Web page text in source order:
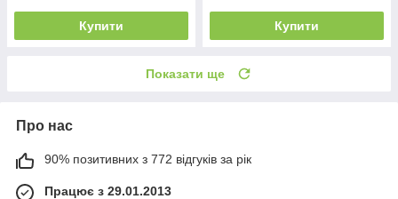
Купити Купити
Показати ще
Про нас
90% позитивних з 772 відгуків за рік
Працює з 29.01.2013